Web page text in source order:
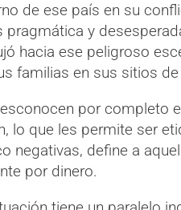
de ese país en su
pragmática y
hacia ese peligroso
familias en sus sitios de
por completo
lo que les permite ser
negativas, define a
por dinero.